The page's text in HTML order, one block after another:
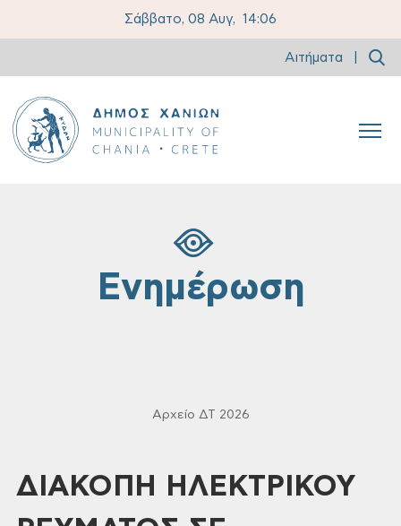
Σάββατο, 08 Αυγ, 14:06
Αιτήματα
Ενημέρωση
Αρχείο ΔΤ 2026
ΔΙΑΚΟΠΗ ΗΛΕΚΤΡΙΚΟΥ